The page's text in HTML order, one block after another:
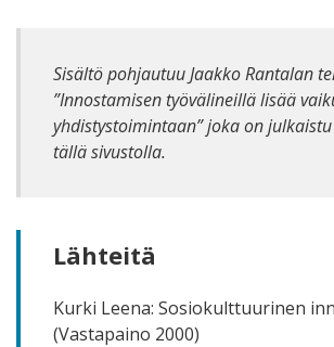
Sisältö pohjautuu Jaakko Rantalan
”Innostamisen työvälineillä lisää
yhdistystoimintaan” joka on
tällä sivustolla.
Lähteitä
Kurki Leena: Sosiokulttuurinen
(Vastapaino 2000)